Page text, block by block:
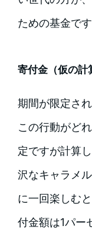
ための基金です
寄付金（仮の計
期間が限定さ
この行動がど
定ですが計算
沢なキャラメ
に一回楽しむ
付金額は1パー